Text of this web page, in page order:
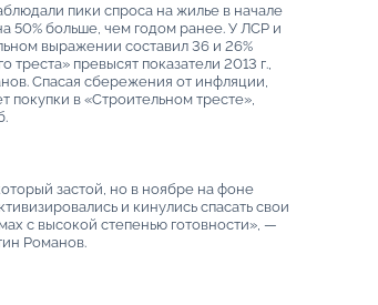
пики спроса на жилье в начале
50% больше, чем годом ранее. У ЛСР и
выражении составил 36 и 26%
превысят показатели 2013 г.,
Спасая сбережения от инфляции,
в «Строительном тресте»,
застой, но в ноябре на фоне
и кинулись спасать свои
с высокой степенью готовности», —
Романов.